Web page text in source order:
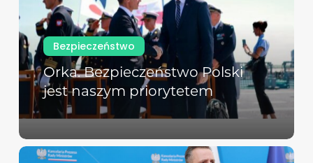
Bezpieczeństwo
Orka. Bezpieczeństwo Polski
jest naszym priorytetem